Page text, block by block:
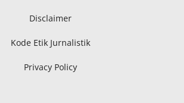
Disclaimer
Kode Etik Jurnalistik
Privacy Policy